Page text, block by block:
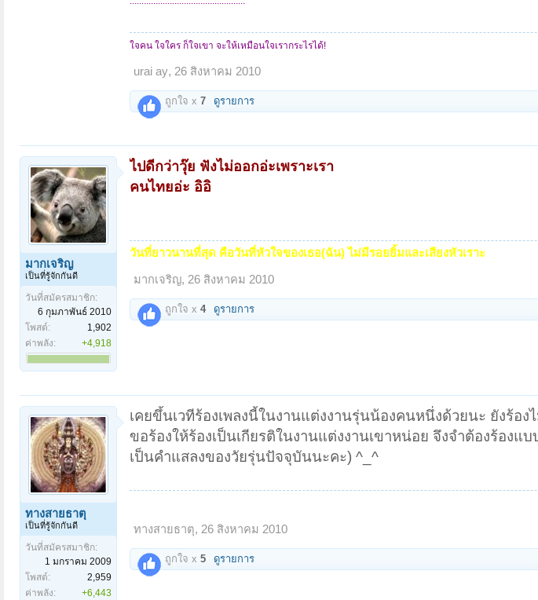
ใจคน ใจใคร ก็ใจเขา จะให้เหมือนใจเรากระไรได้!
urai ay, 26 สิงหาคม 2010
ถูกใจ x 7 ดูรายการ
มากเจริญ
เป็นที่รู้จักกันดี
วันที่สมัครสมาชิก:
6 กุมภาพันธ์ 2010
โพสต์:
1,902
ค่าพลัง:
+4,918
ไปดีกว่าวุ๊ย ฟังไม่ออกอ่ะเพราะเรา
คนไทยอ่ะ อิอิ
วันที่ยาวนานที่สุด คือวันที่หัวใจของเธอ(ฉัน) ไม่มีรอยยิ้มและเสียงหัวเราะ
มากเจริญ, 26 สิงหาคม 2010
ถูกใจ x 4 ดูรายการ
ทางสายธาตุ
เป็นที่รู้จักกันดี
วันที่สมัครสมาชิก:
1 มกราคม 2009
โพสต์:
2,959
ค่าพลัง:
+6,443
เคยขึ้นเวทีร้องเพลงนี้ในงานแต่งงานรุ่นน้องคนหนึ่งด้วยนะ ยังร้อง
ขอร้องให้ร้องเป็นเกียรติในงานแต่งงานเขาหน่อย จึงจำต้องร้อง
เป็นคำแสลงของวัยรุ่นปัจจุบันนะคะ) ^_^
ทางสายธาตุ, 26 สิงหาคม 2010
ถูกใจ x 5 ดูรายการ